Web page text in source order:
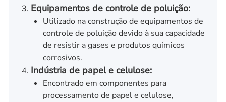
Equipamentos de controle de poluição:
Utilizado na construção de equipamentos de
controle de poluição devido à sua capacidade
de resistir a gases e produtos químicos
corrosivos.
Indústria de papel e celulose:
Encontrado em componentes para
processamento de papel e celulose,